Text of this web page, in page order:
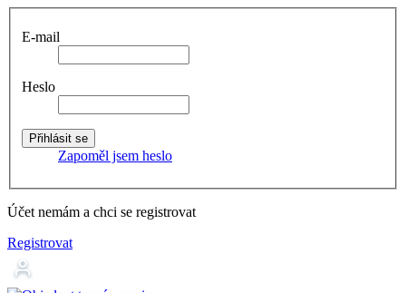
E-mail
Heslo
Zapoměl jsem heslo
Účet nemám a chci se registrovat
Registrovat